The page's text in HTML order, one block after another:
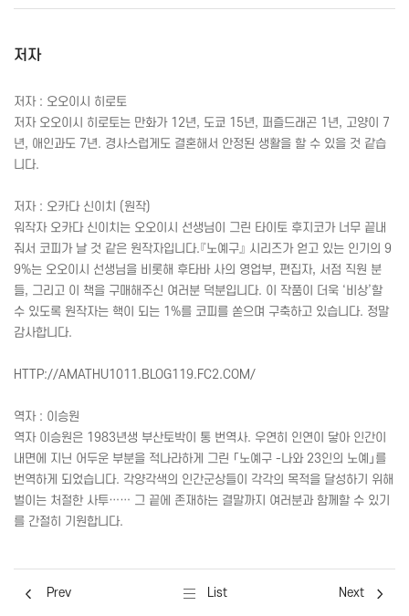
저자
저자 : 오오이시 히로토
저자 오오이시 히로토는 만화가 12년, 도쿄 15년, 퍼즐드래곤 1년, 고양이 7
년, 애인과도 7년. 경사스럽게도 결혼해서 안정된 생활을 할 수 있을 것 같습
니다.
저자 : 오카다 신이치 (원작)
워작자 오카다 신이치는 오오이시 선생님이 그린 타이토 후지코가 너무 끝내
줘서 코피가 날 것 같은 원작자입니다.『노예구』 시리즈가 얻고 있는 인기의 9
9%는 오오이시 선생님을 비롯해 후타바 사의 영업부, 편집자, 서점 직원 분
들, 그리고 이 책을 구매해주신 여러분 덕분입니다. 이 작품이 더욱 ‘비상’할
수 있도록 원작자는 핵이 되는 1%를 코피를 쏟으며 구축하고 있습니다. 정말
감사합니다.
HTTP://AMATHU1011. BLOG119. FC2.COM/
역자 : 이승원
역자 이승원은 1983년생 부산토박이 통 번역사. 우연히 인연이 닿아 인간이
내면에 지닌 어두운 부분을 적나라하게 그린 「노예구 -나와 23인의 노예」를
번역하게 되었습니다. 각양각색의 인간군상들이 각각의 목적을 달성하기 위해
벌이는 처절한 사투…… 그 끝에 존재하는 결말까지 여러분과 함께할 수 있기
를 간절히 기원합니다.
Prev List Next